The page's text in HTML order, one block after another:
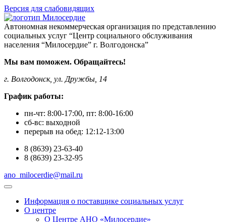
Версия для слабовидящих
Автономная некоммерческая организация по представлению
социальных услуг “Центр социального обслуживания
населения “Милосердие” г. Волгодонска”
Мы вам поможем. Обращайтесь!
г. Волгодонск, ул. Дружбы, 14
График работы:
пн-чт: 8:00-17:00, пт: 8:00-16:00
сб-вс: выходной
перерыв на обед: 12:12-13:00
8 (8639) 23-63-40
8 (8639) 23-32-95
ano_milocerdie@mail.ru
Информация о поставщике социальных услуг
О центре
О Центре АНО «Милосердие»